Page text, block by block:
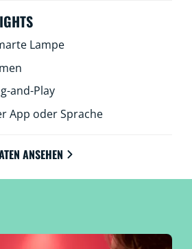
Lampe
and-Play
App oder Sprache
ANSEHEN